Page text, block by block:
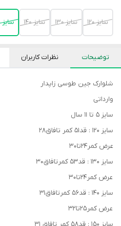
سایز 120 سایز 130 سایز 140 سایز 150
توضیحات نظرات کاربران
شلوارک جین طوسی زاپدار
وارداتی
سایز ۵ تا ۱۱ سال
سایز ۱۲۰ : قد۵۱ کمر تافاق۲۸
عرض کمر۲۴تا۳۰
سایز ۱۳۰ : قد۵۳ کمرتافاق۳۰
عرض کمر۲۴تا۳۰
سایز ۱۴۰ : قد۵۶ کمرتافاق۳۱
عرض کمر۲۵تا۳۲
سایز ۱۵۰ : قد۵۸ کمر تافاق ۳۱